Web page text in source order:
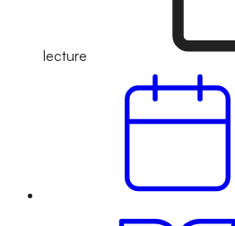
lecture